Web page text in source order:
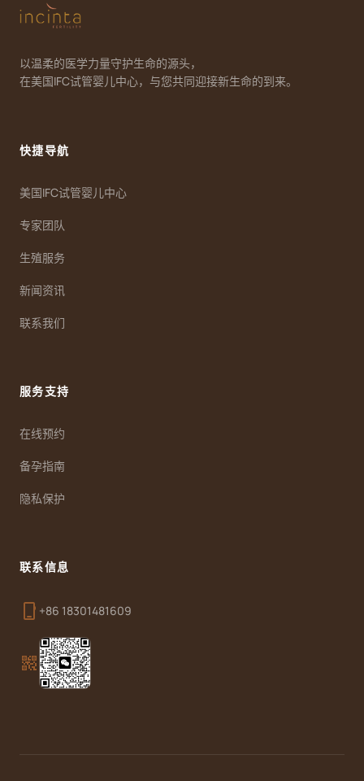
以温柔的医学力量守护生命的源头，
在美国IFC试管婴儿中心，与您共同迎接新生命的到来。
快捷导航
美国IFC试管婴儿中心
专家团队
生殖服务
新闻资讯
联系我们
服务支持
在线预约
备孕指南
隐私保护
联系信息
phone_iphone +86 18301481609
qr_code_2